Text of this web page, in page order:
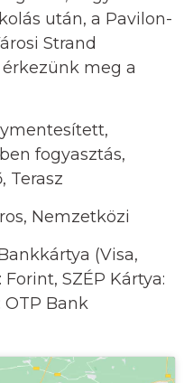
után, a Pavilon-
Strand
meg a
fogyasztás,
Terasz
Nemzetközi
(Visa,
SZÉP Kártya:
OTP Bank